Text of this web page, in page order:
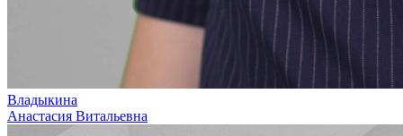
Владыкина
Анастасия Витальевна